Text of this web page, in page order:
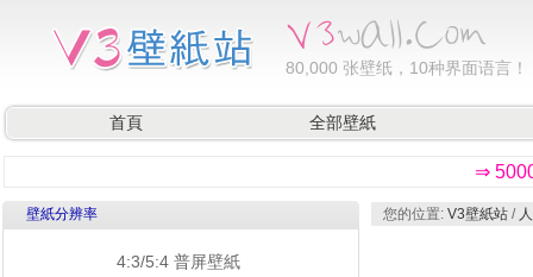
80,000 张壁纸，10种界面语言！
首頁 全部壁紙
⇒
壁紙分辨率
4:3/5:4 普屏壁紙
您的位置: V3壁紙站 /